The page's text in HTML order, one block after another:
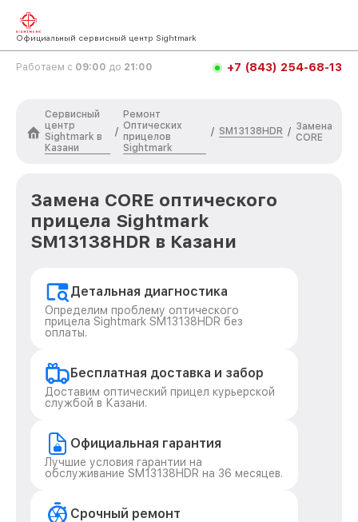
Официальный сервисный центр Sightmark
Работаем с 09:00 до 21:00 +7 (843) 254-68-13
Сервисный
центр
Sightmark в
Казани
/
Ремонт
Оптических
прицелов
Sightmark
/ SM13138HDR / Замена
CORE
Замена CORE оптического
прицела Sightmark
SM13138HDR в Казани
Детальная диагностика
Определим проблему оптического
прицела Sightmark SM13138HDR без
оплаты.
Бесплатная доставка и забор
Доставим оптический прицел курьерской
службой в Казани.
Официальная гарантия
Лучшие условия гарантии на
обслуживание SM13138HDR на 36 месяцев.
Срочный ремонт